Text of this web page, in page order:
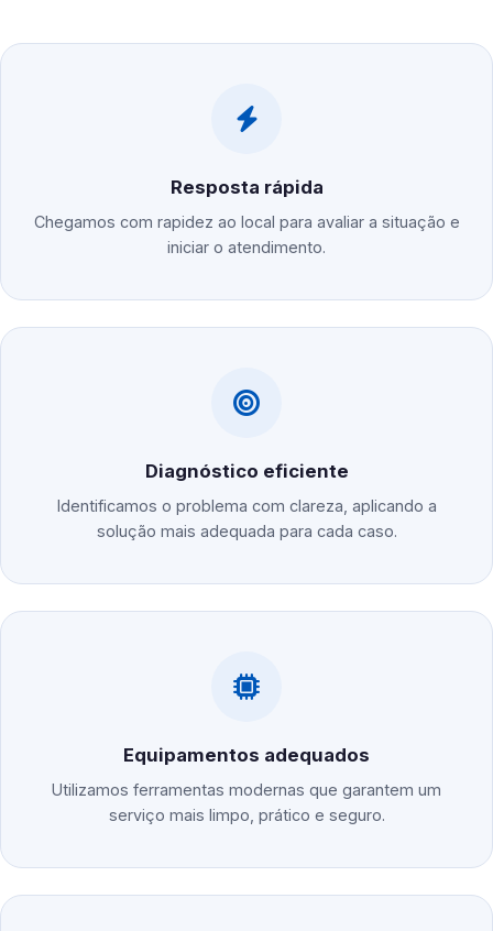
Resposta rápida
Chegamos com rapidez ao local para avaliar a situação e
iniciar o atendimento.
Diagnóstico eficiente
Identificamos o problema com clareza, aplicando a
solução mais adequada para cada caso.
Equipamentos adequados
Utilizamos ferramentas modernas que garantem um
serviço mais limpo, prático e seguro.